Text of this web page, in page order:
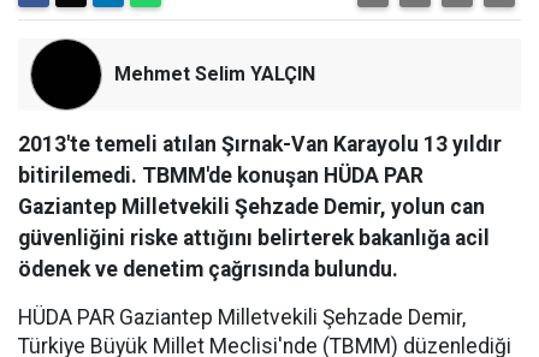
Mehmet Selim YALÇIN
2013'te temeli atılan Şırnak-Van Karayolu 13 yıldır
bitirilemedi. TBMM'de konuşan HÜDA PAR
Gaziantep Milletvekili Şehzade Demir, yolun can
güvenliğini riske attığını belirterek bakanlığa acil
ödenek ve denetim çağrısında bulundu.
HÜDA PAR Gaziantep Milletvekili Şehzade Demir,
Türkiye Büyük Millet Meclisi'nde (TBMM) düzenlediği